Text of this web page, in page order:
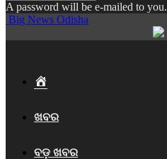
A password will be e-mailed to you.
Big News Odisha
ଖବର
ବଡ଼ ଖବର